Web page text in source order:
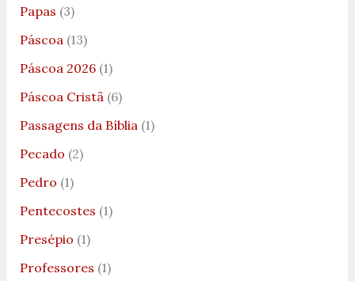
Papas (3)
Páscoa(13)
Páscoa 2026(1)
Páscoa Cristã(6)
Passagens da Bíblia(1)
Pecado (2)
Pedro (1)
Pentecostes (1)
Presépio (1)
Professores (1)